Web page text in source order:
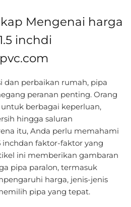
Mengenai harga
inchdi
dan perbaikan rumah, pipa
peranan penting. Orang
berbagai keperluan,
hingga saluran
itu, Anda perlu memahami
inchdan faktor-faktor yang
ini memberikan gambaran
pipa paralon, termasuk
harga, jenis-jenis
pipa yang tepat.